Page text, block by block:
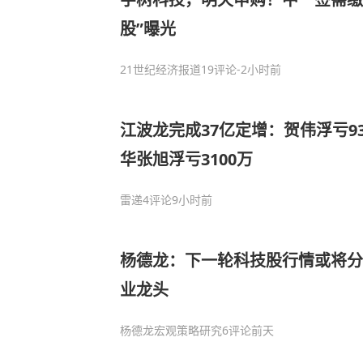
股”曝光
21世纪经济报道19评论-2小时前
江波龙完成37亿定增：贺伟浮亏
华张旭浮亏3100万
雷递4评论9小时前
杨德龙：下一轮科技股行情或将
业龙头
杨德龙宏观策略研究6评论前天